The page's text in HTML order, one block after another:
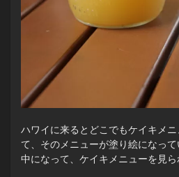
ハワイに来るとどこでもケイキメ
て、そのメニューが塗り絵になっ
中になって、ケイキメニューを見ら